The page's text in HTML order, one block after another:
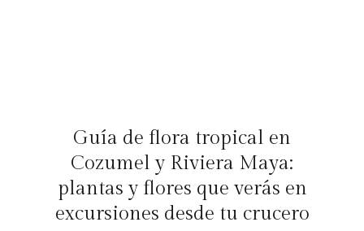
Guía de flora tropical en
Cozumel y Riviera Maya:
plantas y flores que verás en
excursiones desde tu crucero